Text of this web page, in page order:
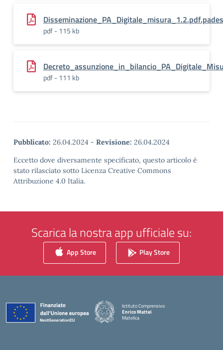
Disseminazione_PA_Digitale_misura_1.2.pdf.pades
pdf - 115 kb
pdf - 111 kb
Pubblicato: 26.04.2024 - Revisione: 26.04.2024
Eccetto dove diversamente specificato, questo articolo è
stato rilasciato sotto Licenza Creative Commons
Attribuzione 4.0 Italia.
Scarica la nostra app ufficiale su:
App Store Play Store
Istituto Comprensivo
Enrico Mattei
Matelica